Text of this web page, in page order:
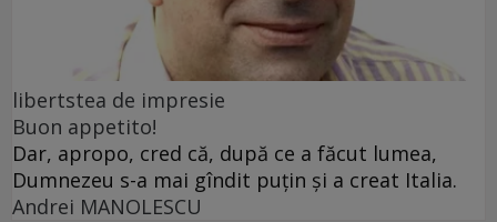
libertstea de impresie
Buon appetito!
Dar, apropo, cred că, după ce a făcut lumea,
Dumnezeu s-a mai gîndit puțin și a creat Italia.
Andrei MANOLESCU